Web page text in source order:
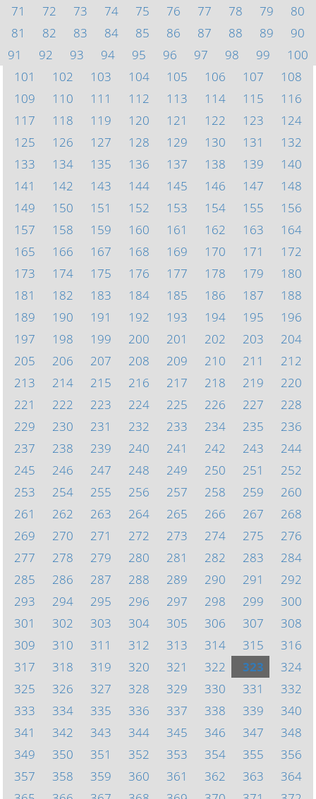
71
72 73 74 75 76 77 78 79
80
81
82 83 84 85 86 87 88 89
90
91
92 93 94 95 96 97 98 99
100
101
102 103 104 105 106 107
108
109
110 111 112 113 114 115
116
117
118 119 120 121 122 123
124
125
126 127 128 129 130 131
132
133
134 135 136 137 138 139
140
141
142 143 144 145 146 147
148
149
150 151 152 153 154 155
156
157
158 159 160 161 162 163
164
165
166 167 168 169 170 171
172
173
174 175 176 177 178 179
180
181
182 183 184 185 186 187
188
189
190 191 192 193 194 195
196
197
198 199 200 201 202 203
204
205
206 207 208 209 210 211
212
213
214 215 216 217 218 219
220
221
222 223 224 225 226 227
228
229
230 231 232 233 234 235
236
237
238 239 240 241 242 243
244
245
246 247 248 249 250 251
252
253
254 255 256 257 258 259
260
261
262 263 264 265 266 267
268
269
270 271 272 273 274 275
276
277
278 279 280 281 282 283
284
285
286 287 288 289 290 291
292
293
294 295 296 297 298 299
300
301
302 303 304 305 306 307
308
309
310 311 312 313 314 315
316
317
318 319 320 321 322 323
324
325
326 327 328 329 330 331
332
333
334 335 336 337 338 339
340
341
342 343 344 345 346 347
348
349
350 351 352 353 354 355
356
357
358 359 360 361 362 363
364